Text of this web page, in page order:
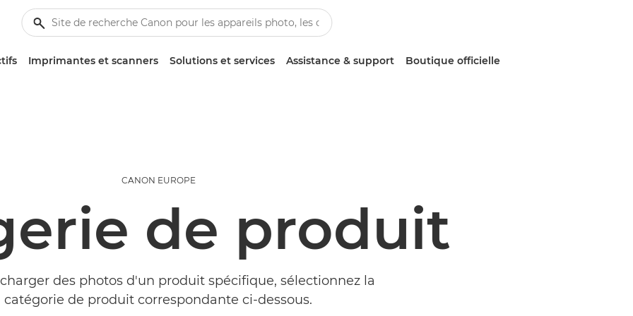
Imprimantes et scanners Solutions et services Assistance & support Boutique officielle
CANON EUROPE
de produit
des photos d'un produit spécifique, sélectionnez la
catégorie de produit correspondante ci-dessous.